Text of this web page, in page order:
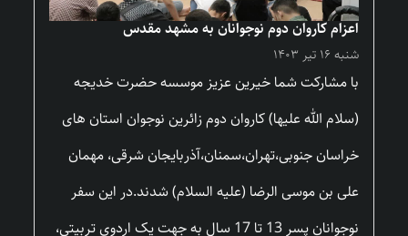
اعزام کاروان دوم نوجوانان به مشهد مقدس
شنبه ۱۶ تیر ۱۴۰۳
با مشارکت شما خیرین عزیز موسسه حضرت خدیجه
(سلام الله علیها) کاروان دوم زائرین نوجوان استان های
خراسان جنوبی،تهران،سمنان،آذربایجان شرقی، مهمان
علی بن موسی الرضا (علیه السلام) شدند.در این سفر
نوجوانان پسر 13 تا 17 سال به جهت یک اردوی تربیتی،